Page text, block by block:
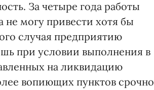
За четыре года работы
могу привести хотя бы
случая предприятию
при условии выполнения в
на ликвидацию
вопиющих пунктов срочно